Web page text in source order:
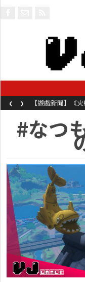
【遊戲新聞】《
容同時系舊作限
‹ ›
#なつ